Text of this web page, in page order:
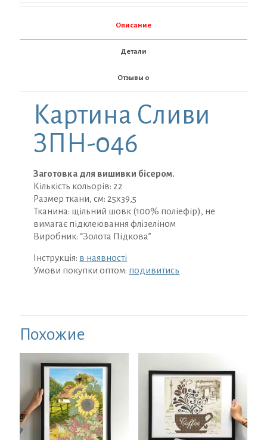
ЗПН-046
Описание
Детали
Отзывы 0
Картина Сливи
ЗПН-046
Заготовка для вишивки бісером.
Кількість кольорів: 22
Размер ткани, см: 25х39,5
Тканина: щільний шовк (100% поліефір), не
вимагає підклеювання флізеліном
Виробник: “Золота Підкова”
Інструкція: в наявності
Умови покупки оптом: подивитись
Похожие